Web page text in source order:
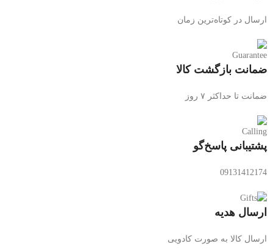
ارسال در کوتاه‌ترین زمان
ضمانت بازگشت کالا
ضمانت تا حداکثر ۷ روز
پشتیبانی پاسخ‌گو
09131412174
ارسال هدیه
ارسال کالا به صورت کادویی